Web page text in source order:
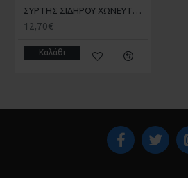
ΣΥΡΤΗΣ ΣΙΔΗΡΟΥ ΧΩΝΕΥΤΟΣ ΜΟΧΛΟΥ 700 COMUNELLO ΔΥΟ ΚΙΝΗΣΕΩΝ
12,70€
Καλάθι